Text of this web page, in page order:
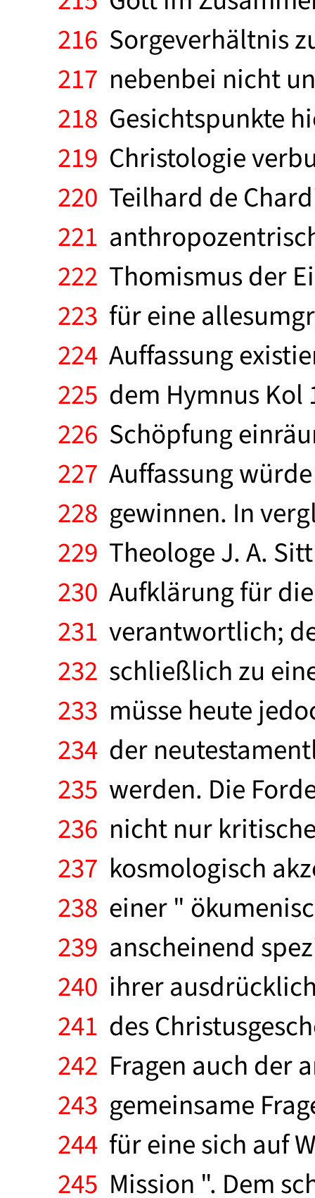
216 Sorgeverhältnis
217 nebenbei nicht
218 Gesichtspunkte
219 Christologie
220 Teilhard de
221
222 Thomismus der
223 für eine
224 Auffassung
225 dem Hymnus Kol
226 Schöpfung
227 Auffassung
228 gewinnen. In
229 Theologe J. A.
230 Aufklärung für
231 verantwortlich;
232 schließlich zu
233 müsse heute
234 der
235 werden. Die
236 nicht nur
237 kosmologisch
238 einer "
239 anscheinend
240 ihrer
241 des
242 Fragen auch der
243 gemeinsame
244 für eine sich auf
245 Mission ". Dem